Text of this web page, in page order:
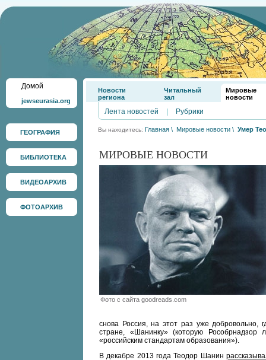
Домой
jewseurasia.org
ГЕОГРАФИЯ
БИБЛИОТЕКА
ВИДЕОАРХИВ
ФОТОАРХИВ
Новости
региона
Читальный
зал
Мировые
новости
Лента новостей Рубрики
Вы находитесь: Главная \ Мировые новости \ Умер
МИРОВЫЕ НОВОСТИ
Фото с сайта goodreads.com
снова Россия, на этот раз уже
стране, «Шанинку» (которую Рособрнадзор
«российским стандартам образования»).
В декабре 2013 года Теодор Шанин